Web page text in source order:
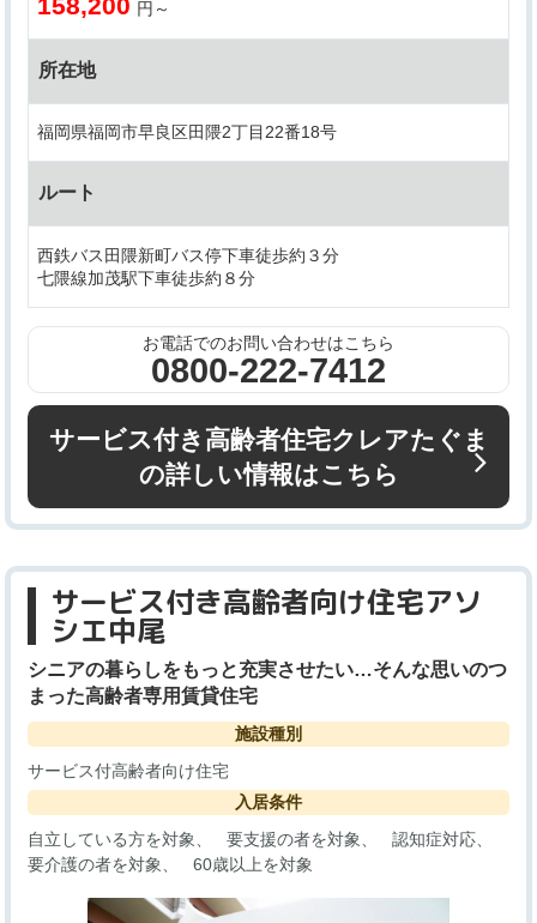
158,200 円～
所在地
福岡県福岡市早良区田隈2丁目22番18号
ルート
西鉄バス田隈新町バス停下車徒歩約３分
七隈線加茂駅下車徒歩約８分
お電話でのお問い合わせはこちら
0800-222-7412
サービス付き高齢者住宅クレアたぐま
の詳しい情報はこちら
サービス付き高齢者向け住宅アソ
シエ中尾
シニアの暮らしをもっと充実させたい…そんな思いのつ
まった高齢者専用賃貸住宅
施設種別
サービス付高齢者向け住宅
入居条件
自立している方を対象
要支援の者を対象
認知症対応
要介護の者を対象
60歳以上を対象